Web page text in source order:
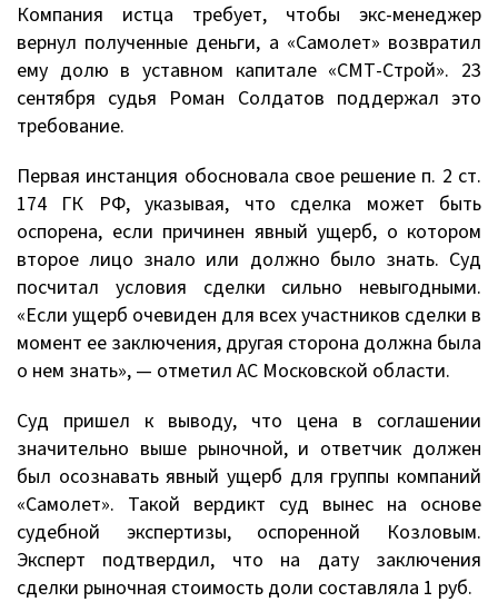
Компания истца требует, чтобы экс-менеджер
вернул полученные деньги, а «Самолет» возвратил
ему долю в уставном капитале «СМТ-Строй». 23
сентября судья Роман Солдатов поддержал это
требование.
Первая инстанция обосновала свое решение п. 2 ст.
174 ГК РФ, указывая, что сделка может быть
оспорена, если причинен явный ущерб, о котором
второе лицо знало или должно было знать. Суд
посчитал условия сделки сильно невыгодными.
«Если ущерб очевиден для всех участников сделки в
момент ее заключения, другая сторона должна была
о нем знать», — отметил АС Московской области.
Суд пришел к выводу, что цена в соглашении
значительно выше рыночной, и ответчик должен
был осознавать явный ущерб для группы компаний
«Самолет». Такой вердикт суд вынес на основе
судебной экспертизы, оспоренной Козловым.
Эксперт подтвердил, что на дату заключения
сделки рыночная стоимость доли составляла 1 руб.